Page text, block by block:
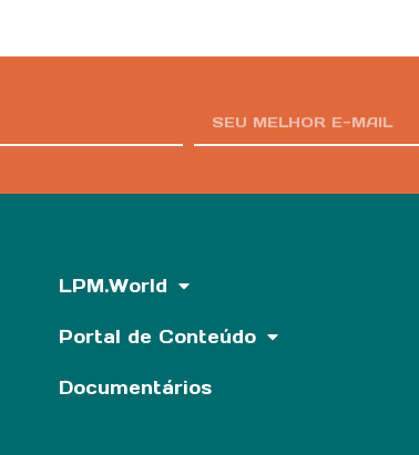
LPM.World
Portal de Conteúdo
Documentários